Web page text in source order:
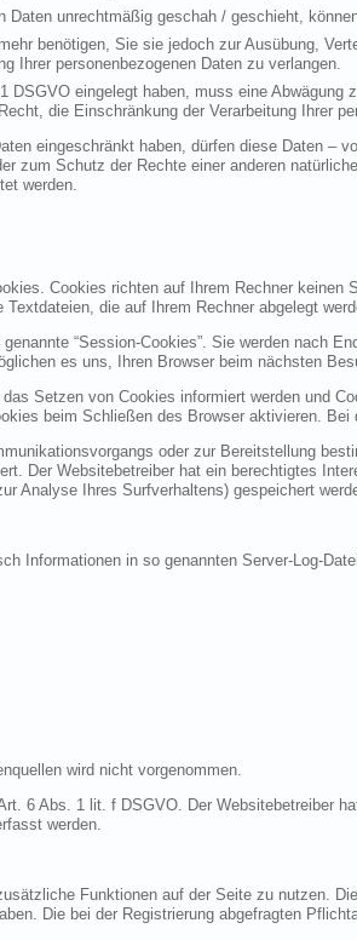
Daten unrechtmäßig geschah / geschieht,
benötigen, Sie sie jedoch zur Ausübung,
Ihrer personenbezogenen Daten zu verlangen.
DSGVO eingelegt haben, muss eine
die Einschränkung der Verarbeitung Ihrer
eingeschränkt haben, dürfen diese Daten –
zum Schutz der Rechte einer anderen
werden.
Cookies richten auf Ihrem Rechner
die auf Ihrem Rechner abgelegt
“Session-Cookies”. Sie werden nach
es uns, Ihren Browser beim nächsten
Setzen von Cookies informiert werden und
beim Schließen des Browser aktivieren.
oder zur Bereitstellung
Der Websitebetreiber hat ein berechtigtes
Analyse Ihres Surfverhaltens) gespeichert
Informationen in so genannten Server-Log-
wird nicht vorgenommen.
6 Abs. 1 lit. f DSGVO. Der Websitebetreiber
werden.
Funktionen auf der Seite zu nutzen.
Die bei der Registrierung abgefragten